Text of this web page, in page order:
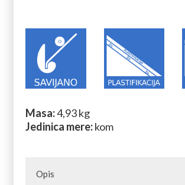
Masa:4,93 kg
Jedinica mere:kom
Opis